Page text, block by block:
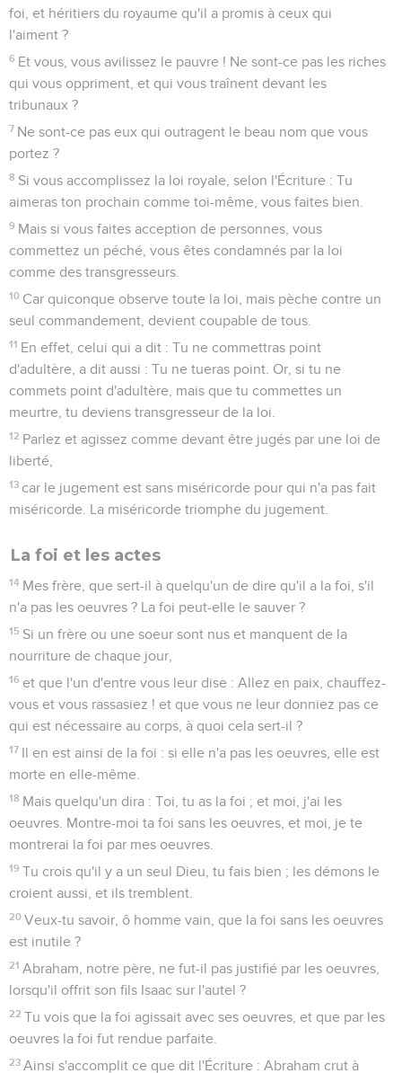
foi, et héritiers du royaume qu'il a promis à ceux qui
l'aiment ?
6 Et vous, vous avilissez le pauvre ! Ne sont-ce pas les riches
qui vous oppriment, et qui vous traînent devant les
tribunaux ?
7 Ne sont-ce pas eux qui outragent le beau nom que vous
portez ?
8 Si vous accomplissez la loi royale, selon l'Écriture : Tu
aimeras ton prochain comme toi-même, vous faites bien.
9 Mais si vous faites acception de personnes, vous
commettez un péché, vous êtes condamnés par la loi
comme des transgresseurs.
10 Car quiconque observe toute la loi, mais pèche contre un
seul commandement, devient coupable de tous.
11 En effet, celui qui a dit : Tu ne commettras point
d'adultère, a dit aussi : Tu ne tueras point. Or, si tu ne
commets point d'adultère, mais que tu commettes un
meurtre, tu deviens transgresseur de la loi.
12 Parlez et agissez comme devant être jugés par une loi de
liberté,
13 car le jugement est sans miséricorde pour qui n'a pas fait
miséricorde. La miséricorde triomphe du jugement.
La foi et les actes
14 Mes frère, que sert-il à quelqu'un de dire qu'il a la foi, s'il
n'a pas les oeuvres ? La foi peut-elle le sauver ?
15 Si un frère ou une soeur sont nus et manquent de la
nourriture de chaque jour,
16 et que l'un d'entre vous leur dise : Allez en paix, chauffez-
vous et vous rassasiez ! et que vous ne leur donniez pas ce
qui est nécessaire au corps, à quoi cela sert-il ?
17 Il en est ainsi de la foi : si elle n'a pas les oeuvres, elle est
morte en elle-même.
18 Mais quelqu'un dira : Toi, tu as la foi ; et moi, j'ai les
oeuvres. Montre-moi ta foi sans les oeuvres, et moi, je te
montrerai la foi par mes oeuvres.
19 Tu crois qu'il y a un seul Dieu, tu fais bien ; les démons le
croient aussi, et ils tremblent.
20 Veux-tu savoir, ô homme vain, que la foi sans les oeuvres
est inutile ?
21 Abraham, notre père, ne fut-il pas justifié par les oeuvres,
lorsqu'il offrit son fils Isaac sur l'autel ?
22 Tu vois que la foi agissait avec ses oeuvres, et que par les
oeuvres la foi fut rendue parfaite.
23 Ainsi s'accomplit ce que dit l'Écriture : Abraham crut à